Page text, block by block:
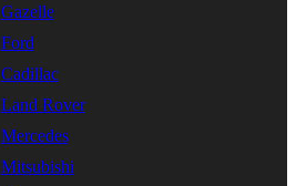
Gazelle
Ford
Cadillac
Land Rover
Mercedes
Mitsubishi